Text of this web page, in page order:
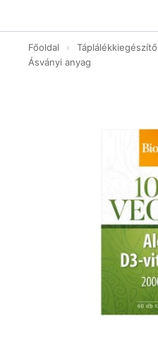
tartalomhoz
Főoldal ›
Ásványi anyag